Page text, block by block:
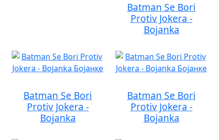
Batman Se Bori
Protiv Jokera -
Bojanka
Batman Se Bori
Protiv Jokera -
Bojanka
Batman Se Bori
Protiv Jokera -
Bojanka